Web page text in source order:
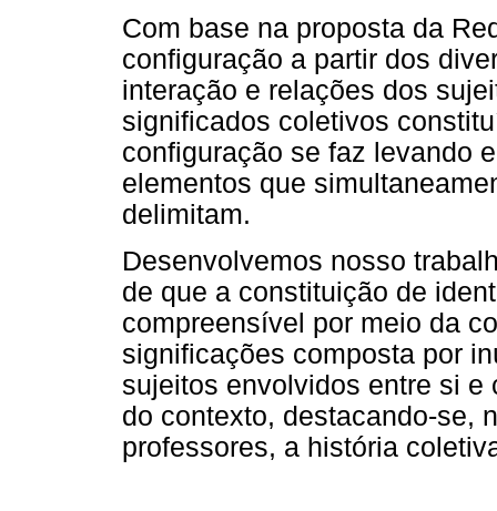
Com base na proposta da
configuração a partir dos
interação e relações dos
significados coletivos
configuração se faz levando
elementos que
delimitam.
Desenvolvemos nosso
de que a constituição de
compreensível por meio da
significações composta por
sujeitos envolvidos entre si
do contexto, destacando-se,
professores, a história